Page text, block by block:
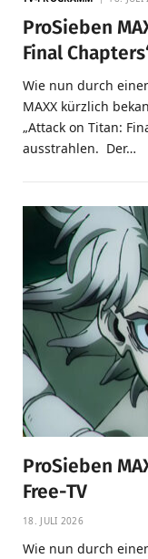
ProSieben
Final
Wie nun durch
MAXX kürzlich
„Attack on Titan:
ausstrahlen. Der…
ProSieben
Free-TV
18. JULI 2026
Wie nun durch